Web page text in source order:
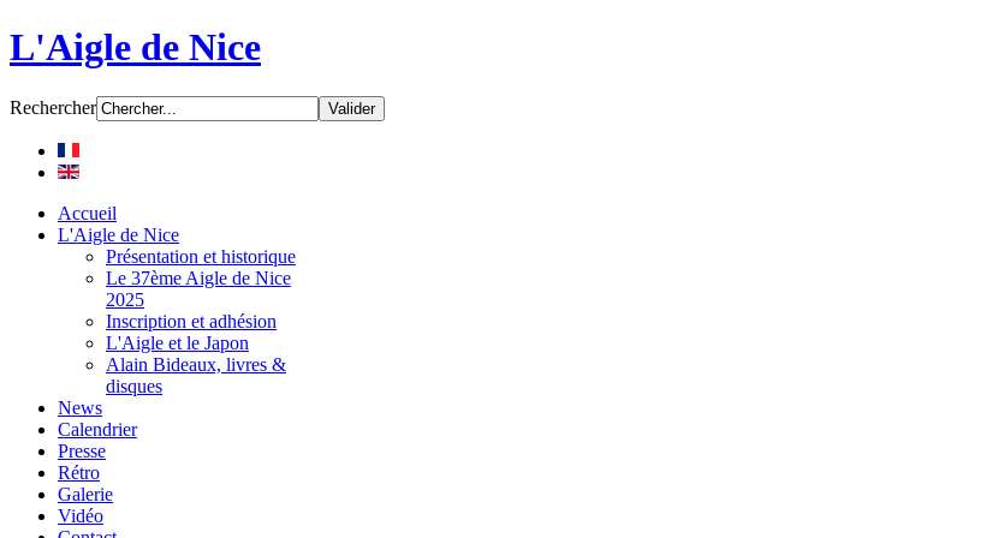
L'Aigle de Nice
Rechercher
Accueil
L'Aigle de Nice
Présentation et historique
Le 37ème Aigle de Nice
2025
Inscription et adhésion
L'Aigle et le Japon
Alain Bideaux, livres &
disques
News
Calendrier
Presse
Rétro
Galerie
Vidéo